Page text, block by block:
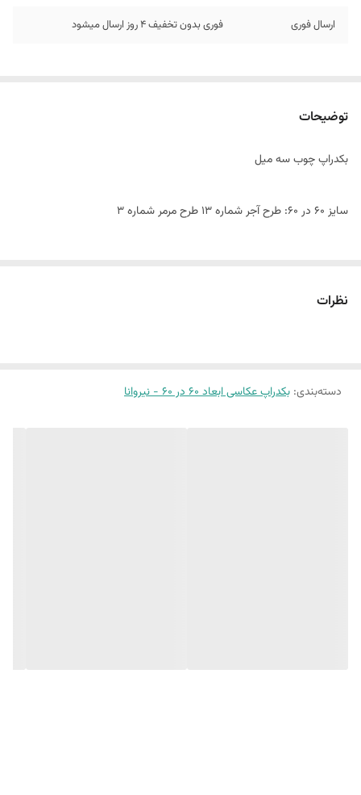
ارسال فوری فوری بدون تخفیف 4 روز ارسال میشود
توضیحات
بکدراپ چوب سه میل
سایز ۶٠ در 60: طرح آجر شماره 13 طرح مرمر شماره 3
نظرات
دسته‌بندی: بکدراپ عکاسی ابعاد 60 در 60 - نیروانا